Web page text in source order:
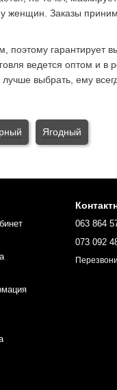
женщин. Заказы
гарантирует
ведется оптом и
выбрать, ему
Ягодный
063 864
073 092